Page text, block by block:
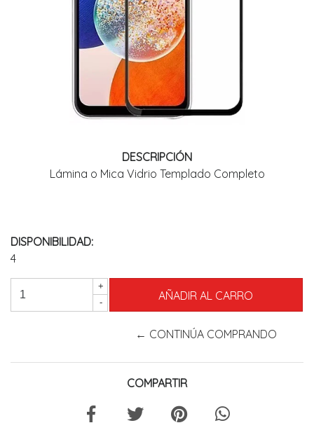
DESCRIPCIÓN
Lámina o Mica Vidrio Templado Completo
DISPONIBILIDAD:
4
+
-
← CONTINÚA COMPRANDO
COMPARTIR